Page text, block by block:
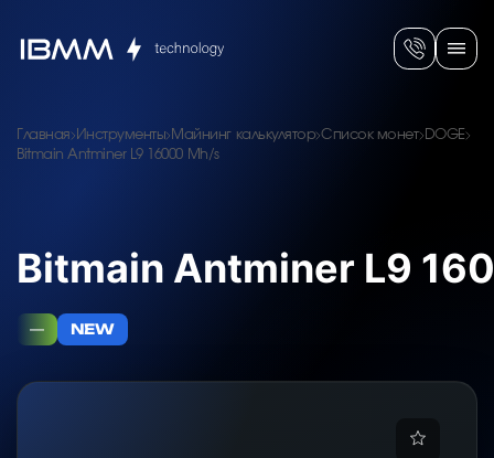
Главная Инструменты Майнинг калькулятор Список монет DOGE
Bitmain Antminer L9 16000 Mh/s
Bitmain Antminer L9
— NEW